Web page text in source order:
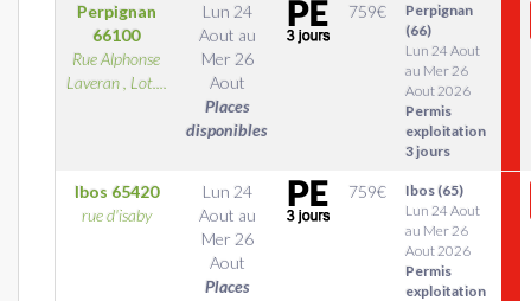
Perpignan
66100
Rue Alphonse
Laveran , Lot....
Lun 24
Aout au
Mer 26
Aout
Places
disponibles
759€
Perpignan
(66)
Lun 24 Aout
au Mer 26
Aout 2026
Permis
exploitation
3 jours
Ibos 65420
rue d'isaby
Lun 24
Aout au
Mer 26
Aout
Places
759€
Ibos (65)
Lun 24 Aout
au Mer 26
Aout 2026
Permis
exploitation